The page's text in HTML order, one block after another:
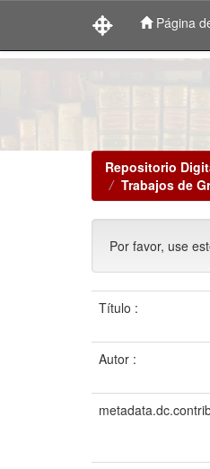
Página
Repositorio
Trabajos de
Por favor, use
Título :
Autor :